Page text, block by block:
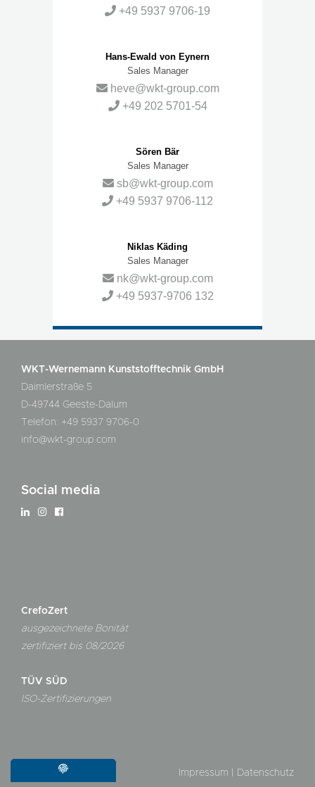
+49 5937 9706-19
Hans-Ewald von Eynern
Sales Manager
heve@wkt-group.com
+49 202 5701-54
Sören Bär
Sales Manager
sb@wkt-group.com
+49 5937 9706-112
Niklas Käding
Sales Manager
nk@wkt-group.com
+49 5937-9706 132
WKT-Wernemann Kunststofftechnik GmbH
Daimlerstraße 5
D-49744 Geeste-Dalum
Telefon: +49 5937 9706-0
info@wkt-group.com
Social media
CrefoZert
ausgezeichnete Bonität
zertifiziert bis 08/2026
TÜV SÜD
ISO-Zertifizierungen
Impressum Datenschutz